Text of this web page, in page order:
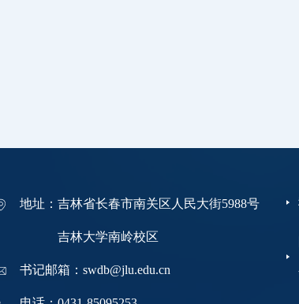
地址：吉林省长春市南关区人民大街5988号
吉林大学南岭校区
书记邮箱：swdb@jlu.edu.cn